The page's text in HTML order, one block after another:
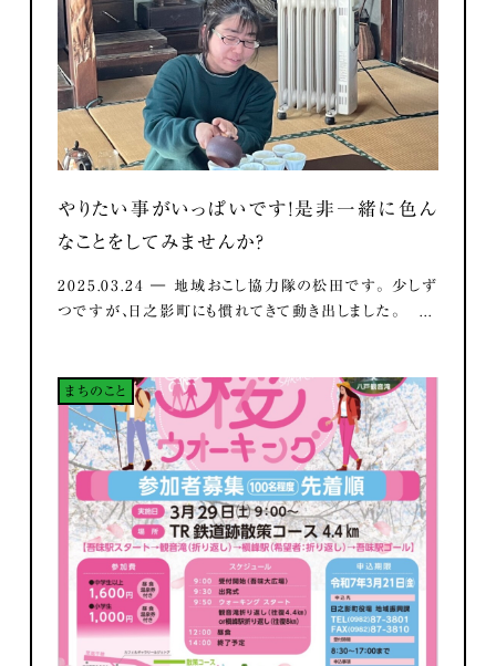
やりたい事がいっぱいです！是非一緒に色ん
なことをしてみませんか？
2025.03.24 ― 地域おこし協力隊の松田です。 少しず
つですが、日之影町にも慣れてきて動き出しました。 ...
まちのこと